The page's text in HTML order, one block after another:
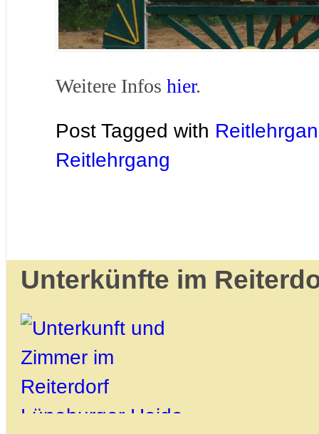
Weitere Infos hier.
Post Tagged with
Reitlehrgang
Unterkünfte im